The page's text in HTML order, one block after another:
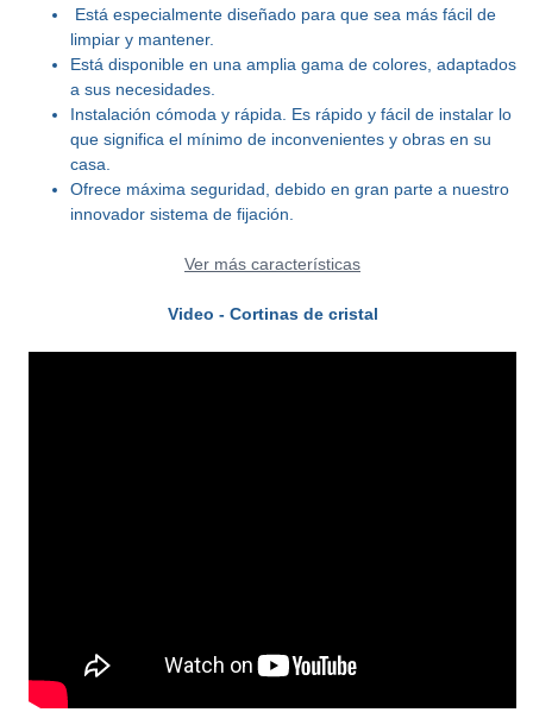
Está especialmente diseñado para que sea más fácil de
limpiar y mantener.
Está disponible en una amplia gama de colores, adaptados
a sus necesidades.
Instalación cómoda y rápida. Es rápido y fácil de instalar lo
que significa el mínimo de inconvenientes y obras en su
casa.
Ofrece máxima seguridad, debido en gran parte a nuestro
innovador sistema de fijación.
Ver más características
Video - Cortinas de cristal